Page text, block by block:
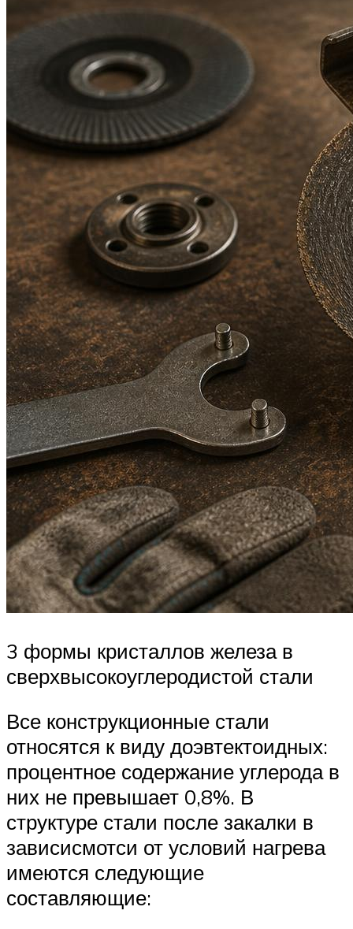
3 формы кристаллов железа в
сверхвысокоуглеродистой стали
Все конструкционные стали
относятся к виду доэвтектоидных:
процентное содержание углерода в
них не превышает 0,8%. В
структуре стали после закалки в
зависисмотси от условий нагрева
имеются следующие
составляющие: